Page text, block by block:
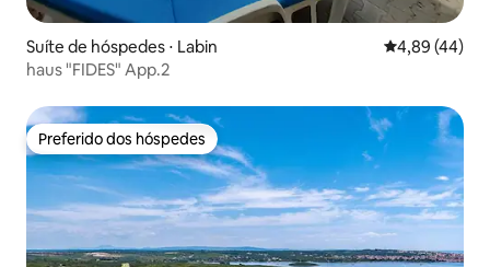
Suíte de hóspedes ⋅ Labin 4,89 de uma
4,89 (44)
haus "FIDES" App.2
Preferido dos hóspedes
Preferido dos hóspedes